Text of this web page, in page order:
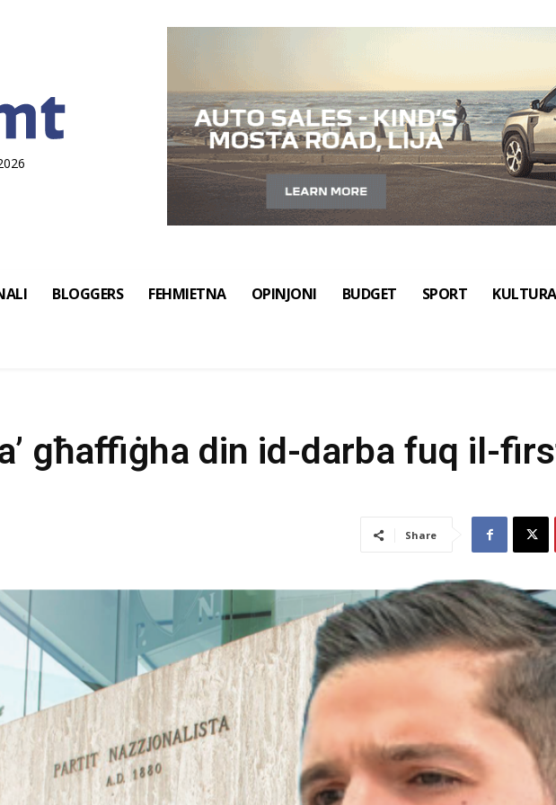
BLOGGERS FEHMIETNA OPINJONI BUDGET SPORT KULTURA
għaffiġha din id-darba fuq il-
Share